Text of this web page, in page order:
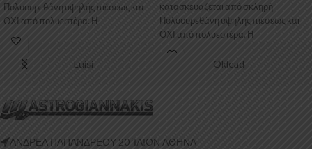
Πολυουρεθάνη υψηλής πιέσεως και
ΟΧΙ από πολυεστέρα. Η
Πολυουρεθάνη
κατασκευάζεται από σκληρή
Πολυουρεθάνη υψηλής πιέσεως και
ΟΧΙ από πολυεστέρα. Η
Πολυουρεθάνη είναι
Luisi Oklead
ΑΝΔΡΕΑ ΠΑΠΑΝΔΡΕΟΥ 20 ‘ΙΛΙΟΝ ΑΘΗΝΑ